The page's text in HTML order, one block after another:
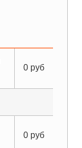
0 руб
0 руб